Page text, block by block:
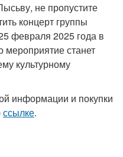
не пропустите
концерт группы
февраля 2025 года в
мероприятие станет
культурному
информации и покупки
ссылке.